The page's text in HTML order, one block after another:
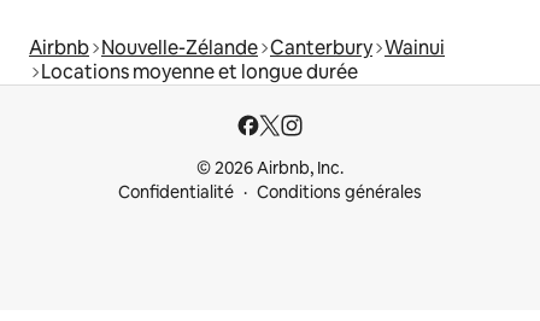
Airbnb Nouvelle-Zélande Canterbury Wainui
Locations moyenne et longue durée
© 2026 Airbnb, Inc.
Confidentialité
Conditions générales